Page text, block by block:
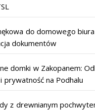
do domowego
dokumentów
domki w Zakopanem:
prywatność na Podhalu
z drewnianym